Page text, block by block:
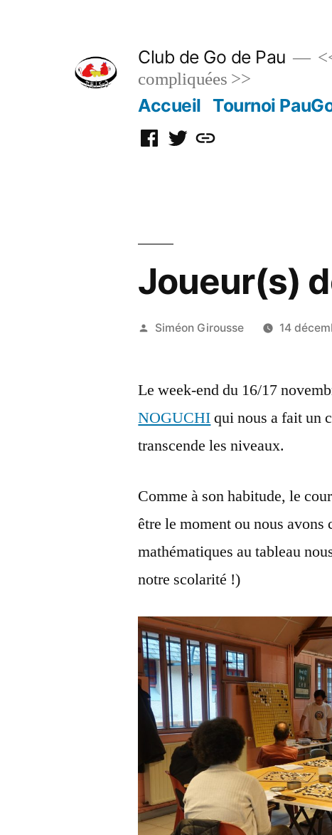
Club de Go de Pau
compliquées >>
Accueil Tournoi
Facebook
TwitterDiscord
Joueur(s)
Posted
Siméon Girousse 14
Le week-end du 16/17
NOGUCHIqui nous a fait un
transcende les niveaux.
Comme à son habitude, le
être le moment ou nous avons
mathématiques au tableau
notre scolarité !)